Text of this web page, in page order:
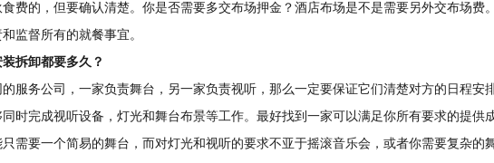
费的，但要确认清楚。你是否需要多交布场押金？酒店布场是不是需要另外交布场费
监督所有的就餐事宜。
拆卸都要多久？
务公司，一家负责舞台，另一家负责视听，那么一定要保证它们清楚对方的日程安
时完成视听设备，灯光和舞台布景等工作。最好找到一家可以满足你所有要求的提供
需要一个简易的舞台，而对灯光和视听的要求不亚于摇滚音乐会，或者你需要复杂的